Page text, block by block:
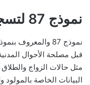
نموذج 87 لتسجيل المواليد
نموذج 87
قبل مصلحة الأحوال
مثل حالات الزواج
البيانات الخاصة